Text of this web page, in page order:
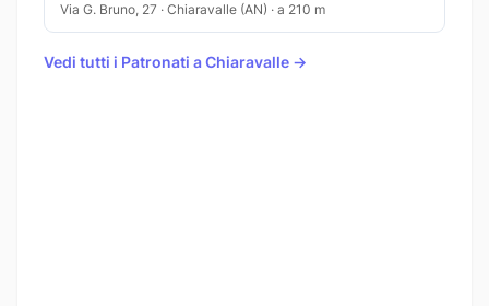
Via G. Bruno, 27 · Chiaravalle (AN) · a 210 m
Vedi tutti i Patronati a Chiaravalle →